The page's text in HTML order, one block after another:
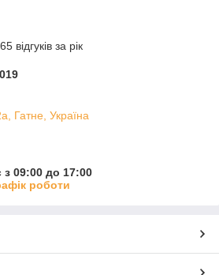
відгуків за рік
Гатне, Україна
09:00 до 17:00
роботи